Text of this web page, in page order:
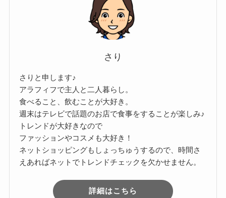
さり
さりと申します♪
アラフィフで主人と二人暮らし。
食べること、飲むことが大好き。
週末はテレビで話題のお店で食事をすることが楽しみ♪
トレンドが大好きなので
ファッションやコスメも大好き！
ネットショッピングもしょっちゅうするので、時間さ
えあればネットでトレンドチェックを欠かせません。
詳細はこちら